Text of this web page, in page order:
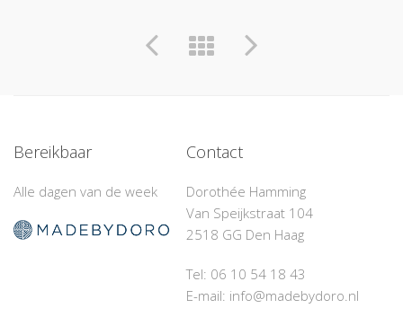
Bereikbaar
Alle dagen van de week
Contact
Dorothée Hamming
Van Speijkstraat 104
2518 GG Den Haag
Tel: 06 10 54 18 43‬
E-mail: info@madebydoro.nl